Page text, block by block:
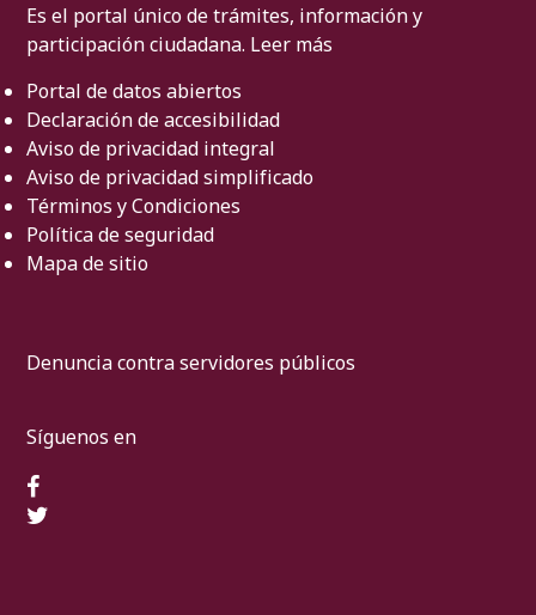
Es el portal único de trámites, información y
participación ciudadana. Leer más
Portal de datos abiertos
Declaración de accesibilidad
Aviso de privacidad integral
Aviso de privacidad simplificado
Términos y Condiciones
Política de seguridad
Mapa de sitio
Denuncia contra servidores públicos
Síguenos en